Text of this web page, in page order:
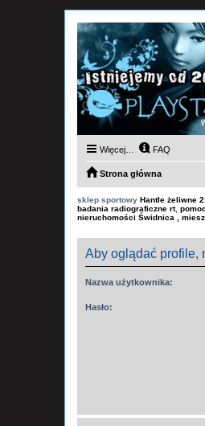
Więcej… FAQ
Strona główna
sklep sportowy Hantle żeliwne
badania radiograficzne rt,
nieruchomości Świdnica ,
Aby oglądać profile,
Nazwa użytkownika:
Hasło: